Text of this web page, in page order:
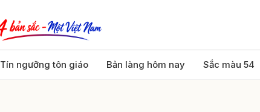
Tín ngưỡng tôn giáo Bản làng hôm nay Sắc màu 54
Gửi bình luận